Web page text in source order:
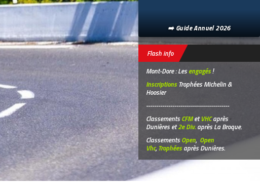
➡️ Guide Annuel 2026
Flash info
Mont-Dore : Lesengagés!
InscriptionsTrophées Michelin &
Hoosier
-----------------------------------------
ClassementsCFMetVHCaprès
Dunières et2e Div. après La Broque.
ClassementsOpen, Open
Vhc, Trophéesaprès Dunières.